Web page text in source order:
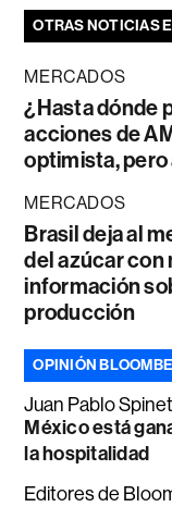
OTRAS NOTICIAS
MERCADOS
¿Hasta dónde
acciones de
optimista,
MERCADOS
Brasil deja al
del azúcar con
información
producción
OPINIÓN
Juan Pablo
México está
la hospitalidad
Editores de